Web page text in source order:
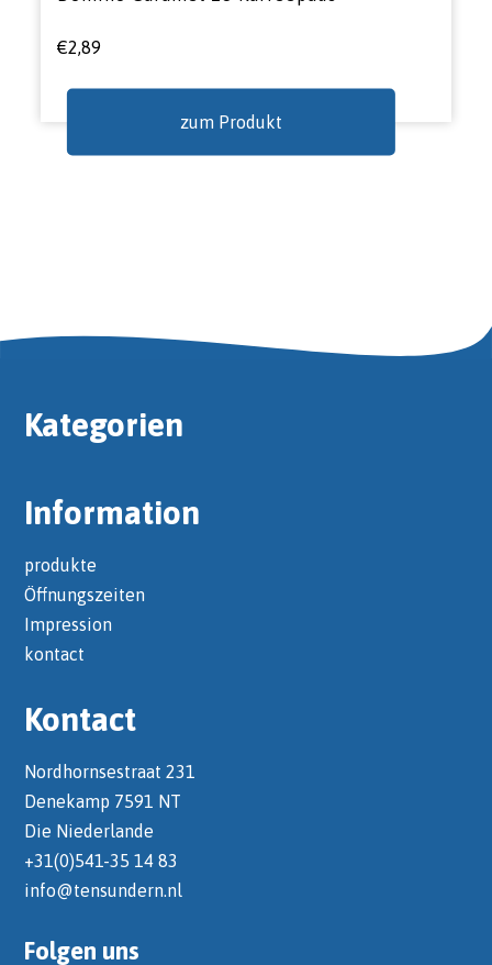
€2,89
zum Produkt
Kategorien
Information
produkte
Öffnungszeiten
Impression
kontact
Kontact
Nordhornsestraat 231
Denekamp 7591 NT
Die Niederlande
+31(0)541-35 14 83
info@tensundern.nl
Folgen uns